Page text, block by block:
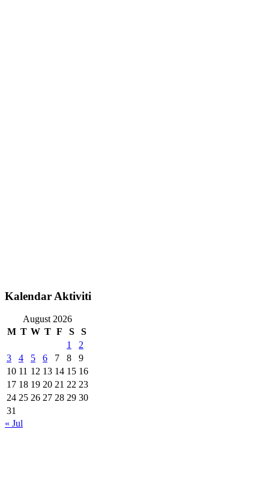
Kalendar Aktiviti
August 2026
M T W T F S
S
1
2
3
4 5 6 7 8
9
10 11 12 13 14 15 16
17 18 19 20 21 22 23
24 25 26 27 28 29 30
31
« Jul